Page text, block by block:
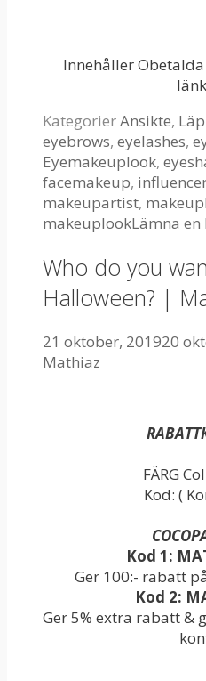
Innehåller
KategorierAnsikte,
eyebrows, eyelashes,
Eyemakeuplook,
facemakeup,
makeupartist,
makeuplookLämna
Who do you
Halloween? |
21 oktober, 201920
Mathiaz
FÄRG
Kod: (
Kod 1:
Ger 100:- rabatt
Kod 2:
Ger 5% extra rabatt &